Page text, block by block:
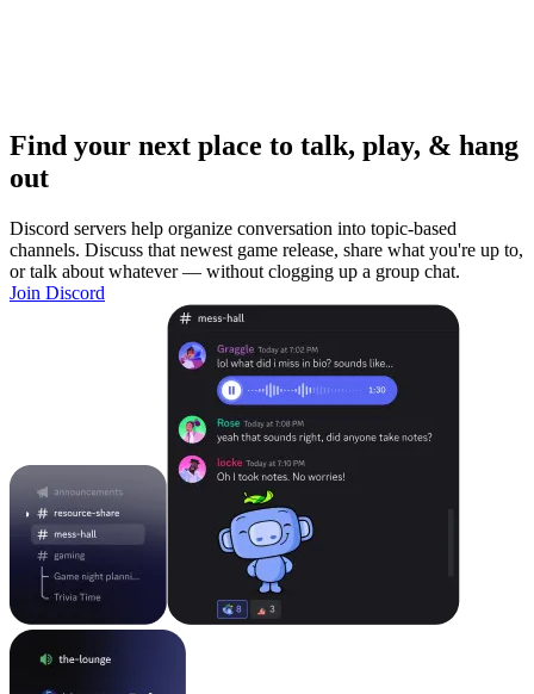
Find your next place to talk, play, & hang
out
Discord servers help organize conversation into topic-based
channels. Discuss that newest game release, share what you're up to,
or talk about whatever — without clogging up a group chat.
Join Discord